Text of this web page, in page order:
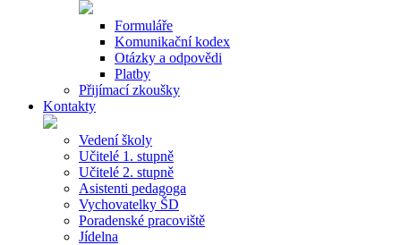
Formuláře
Komunikační kodex
Otázky a odpovědi
Platby
Přijímací zkoušky
Kontakty
Vedení školy
Učitelé 1. stupně
Učitelé 2. stupně
Asistenti pedagoga
Vychovatelky ŠD
Poradenské pracoviště
Jídelna